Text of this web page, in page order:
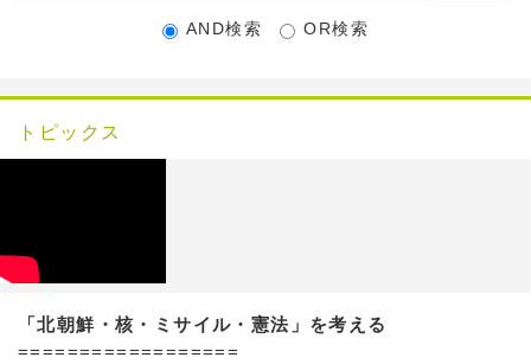
AND検索 OR検索
トピックス
「北朝鮮・核・ミサイル・憲法」を考える
==================